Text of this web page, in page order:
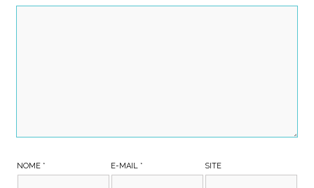
NOME * E-MAIL* SITE